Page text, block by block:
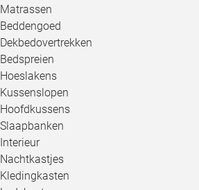
Matrassen
Beddengoed
Dekbedovertrekken
Bedspreien
Hoeslakens
Kussenslopen
Hoofdkussens
Slaapbanken
Interieur
Nachtkastjes
Kledingkasten